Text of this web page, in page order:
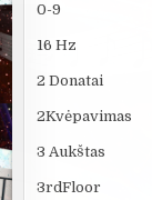
0-9
16 Hz
2 Donatai
2Kvėpavimas
3 Aukštas
3rdFloor